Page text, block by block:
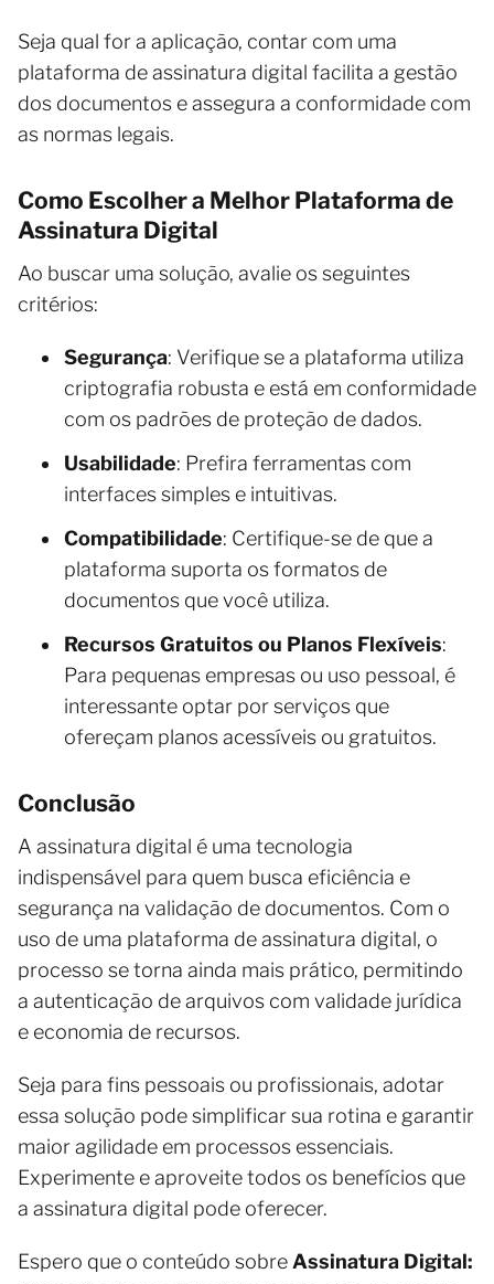
Seja qual for a aplicação, contar com uma
plataforma de assinatura digital facilita a gestão
dos documentos e assegura a conformidade com
as normas legais.
Como Escolher a Melhor Plataforma de
Assinatura Digital
Ao buscar uma solução, avalie os seguintes
critérios:
Segurança: Verifique se a plataforma utiliza
criptografia robusta e está em conformidade
com os padrões de proteção de dados.
Usabilidade: Prefira ferramentas com
interfaces simples e intuitivas.
Compatibilidade: Certifique-se de que a
plataforma suporta os formatos de
documentos que você utiliza.
Recursos Gratuitos ou Planos Flexíveis:
Para pequenas empresas ou uso pessoal, é
interessante optar por serviços que
ofereçam planos acessíveis ou gratuitos.
Conclusão
A assinatura digital é uma tecnologia
indispensável para quem busca eficiência e
segurança na validação de documentos. Com o
uso de uma plataforma de assinatura digital, o
processo se torna ainda mais prático, permitindo
a autenticação de arquivos com validade jurídica
e economia de recursos.
Seja para fins pessoais ou profissionais, adotar
essa solução pode simplificar sua rotina e garantir
maior agilidade em processos essenciais.
Experimente e aproveite todos os benefícios que
a assinatura digital pode oferecer.
Espero que o conteúdo sobre Assinatura Digital: